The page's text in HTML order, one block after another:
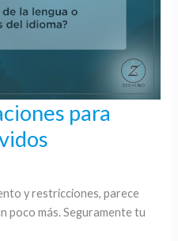
para
y restricciones, parece
poco más. Seguramente tu